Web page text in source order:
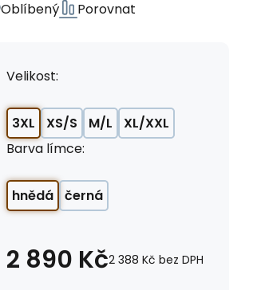
Oblíbený Porovnat
Velikost:
3XL XS/S M/L
XL/XXL
Barva límce:
hnědá černá
2 890 Kč2 388 Kč bez DPH